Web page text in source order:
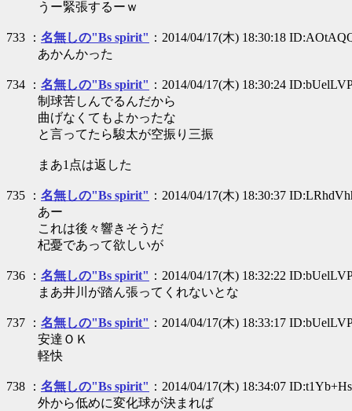
うー緊張するーｗ
733 ： 名無しの"Bs spirit" ：2014/04/17(木) 18:30:18
あかんかった
734 ： 名無しの"Bs spirit" ：2014/04/17(木) 18:30:24
制球苦しんでるんだから
曲げなくてもよかったな
と言ってたら駿太が空振り三振
まあ1点は返した
735 ： 名無しの"Bs spirit" ：2014/04/17(木) 18:30:37
あー
これは後々響きそうだ
杞憂であって欲しいが
736 ： 名無しの"Bs spirit" ：2014/04/17(木) 18:32:22
まあ井川が踏ん張ってくれないとな
737 ： 名無しの"Bs spirit" ：2014/04/17(木) 18:33:17
安達ＯＫ
軽快
738 ： 名無しの"Bs spirit" ：2014/04/17(木) 18:34:07
外から低めに変化球が決まれば